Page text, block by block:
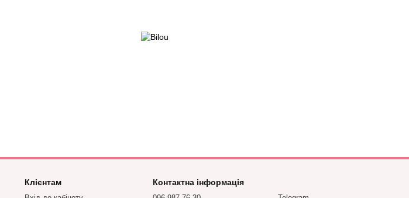
Клієнтам Контактна інформація